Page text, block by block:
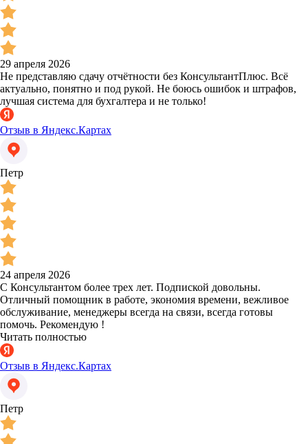
29 апреля 2026
Не представляю сдачу отчётности без КонсультантПлюс. Всё
актуально, понятно и под рукой. Не боюсь ошибок и штрафов,
лучшая система для бухгалтера и не только!
Отзыв в Яндекс.Картах
Петр
24 апреля 2026
С Консультантом более трех лет. Подпиской довольны.
Отличный помощник в работе, экономия времени, вежливое
обслуживание, менеджеры всегда на связи, всегда готовы
помочь. Рекомендую !
Читать полностью
Отзыв в Яндекс.Картах
Петр